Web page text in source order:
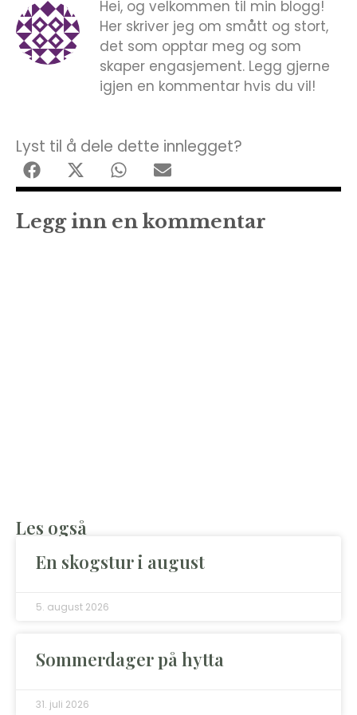
Hei, og velkommen til min blogg!
Her skriver jeg om smått og stort,
det som opptar meg og som
skaper engasjement. Legg gjerne
igjen en kommentar hvis du vil!
Lyst til å dele dette innlegget?
Legg inn en kommentar
Les også
En skogstur i august
5. august 2026
Sommerdager på hytta
31. juli 2026